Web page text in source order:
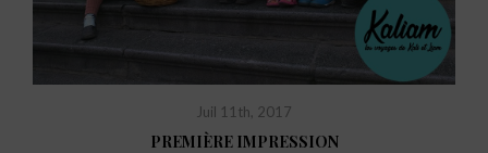
Juil 11th, 2017
PREMIÈRE IMPRESSION